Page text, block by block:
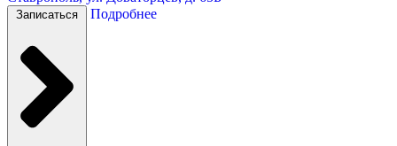
Записаться Подробнее